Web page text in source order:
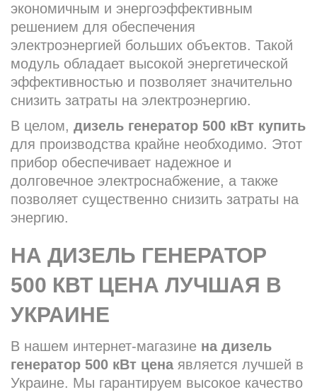
экономичным и энергоэффективным
решением для обеспечения
электроэнергией больших объектов. Такой
модуль обладает высокой энергетической
эффективностью и позволяет значительно
снизить затраты на электроэнергию.
В целом, дизель генератор 500 кВт купить
для производства крайне необходимо. Этот
прибор обеспечивает надежное и
долговечное электроснабжение, а также
позволяет существенно снизить затраты на
энергию.
НА ДИЗЕЛЬ ГЕНЕРАТОР
500 КВТ ЦЕНА ЛУЧШАЯ В
УКРАИНЕ
В нашем интернет-магазине на дизель
генератор 500 кВт ценаявляется лучшей в
Украине. Мы гарантируем высокое качество